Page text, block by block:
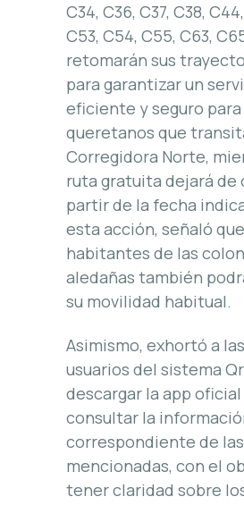
C34, C36, C37, C38,
C53, C54, C55, C63,
retomarán sus
para garantizar un
eficiente y seguro para
queretanos que
Corregidora Norte,
ruta gratuita dejará de
partir de la fecha
esta acción, señaló
habitantes de las
aledañas también
su movilidad habitual.
Asimismo, exhortó a
usuarios del sistema
descargar la app oficial
consultar la
correspondiente de
mencionadas, con el
tener claridad sobre